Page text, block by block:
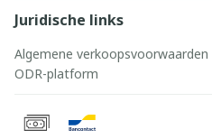
Juridische links
Algemene verkoopsvoorwaarden
ODR-platform